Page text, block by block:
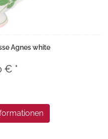
Agnes white
€ *